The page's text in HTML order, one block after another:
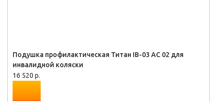
Подушка профилактическая Титан IB-03 AC 02 для
инвалидной коляски
16 520 р.